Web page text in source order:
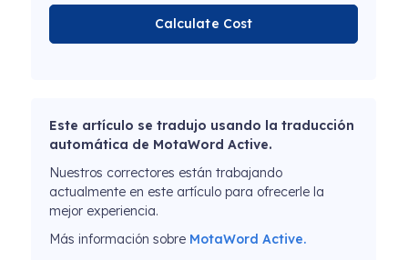
Calculate Cost
Este artículo se tradujo usando la traducción
automática de MotaWord Active.
Nuestros correctores están trabajando
actualmente en este artículo para ofrecerle la
mejor experiencia.
Más información sobre MotaWord Active.